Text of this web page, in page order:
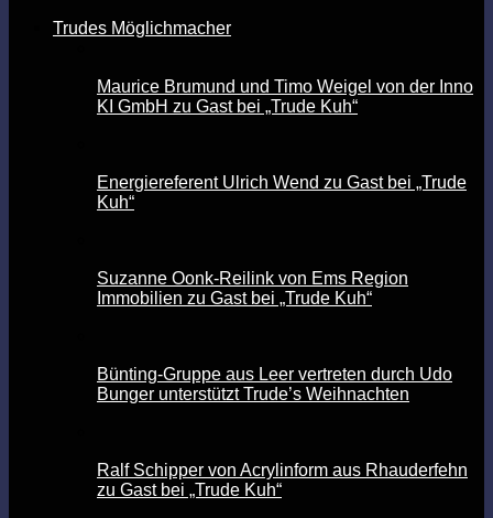
Trudes Möglichmacher
Maurice Brumund und Timo Weigel von der Inno
KI GmbH zu Gast bei „Trude Kuh“
Energiereferent Ulrich Wend zu Gast bei „Trude
Kuh“
Suzanne Oonk-Reilink von Ems Region
Immobilien zu Gast bei „Trude Kuh“
Bünting-Gruppe aus Leer vertreten durch Udo
Bunger unterstützt Trude’s Weihnachten
Ralf Schipper von Acrylinform aus Rhauderfehn
zu Gast bei „Trude Kuh“